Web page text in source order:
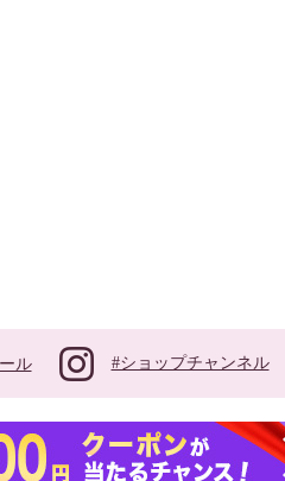
ル #ショップチャンネル